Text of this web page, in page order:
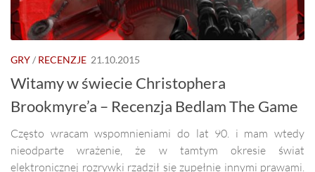
GRY/ RECENZJE 21.10.2015
Witamy w świecie Christophera
Brookmyre’a – Recenzja Bedlam The Game
Często wracam wspomnieniami do lat 90. i mam wtedy
nieodparte wrażenie, że w tamtym okresie świat
elektronicznej rozrywki rządził się zupełnie innymi prawami.